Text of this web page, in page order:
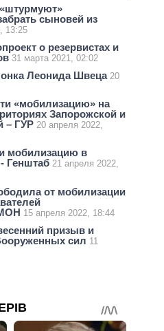
сыновей из
13:25
о резервистах и
31 марта 2021, 02:02
Леонида Швеца 20
«мобилизацию» на
Запорожской и
– ГУР 20 апреля 2022,
мобилизацию в
Генштаб 21 апреля 2022,
от мобилизации
15 апреля 2022, 18:44
призыв и
сил 11